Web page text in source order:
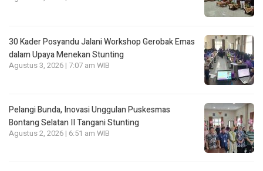
30 Kader Posyandu Jalani Workshop Gerobak Emas
dalam Upaya Menekan Stunting
Agustus 3, 2026 | 7:07 am WIB
Pelangi Bunda, Inovasi Unggulan Puskesmas
Bontang Selatan II Tangani Stunting
Agustus 2, 2026 | 6:51 am WIB